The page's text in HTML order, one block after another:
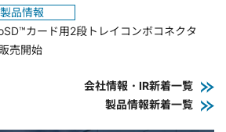
製品情報
カード用2段トレイコンボコネクタ
売開始
会社情報・IR新着一覧
製品情報新着一覧